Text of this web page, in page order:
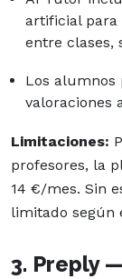
artificial para
entre clases,
Los alumnos
valoraciones
Limitaciones:
profesores, la
14 €/mes. Sin
limitado según
3. Preply